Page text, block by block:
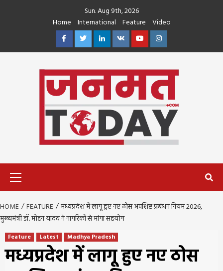
Sun. Aug 9th, 2026
Home
International Feature
Video
FacebookTwitterLinkedin
VK YoutubeInstagram
HOME FEATURE
मध्यप्रदेश में लागू हुए नए ठोस अपशिष्ट प्रबंधन नियम 2026,
मुख्यमंत्री डॉ. मोहन यादव ने नागरिकों से मांगा सहयोग
Feature Latest Madhya Pradesh
मध्यप्रदेश में लागू हुए नए ठोस